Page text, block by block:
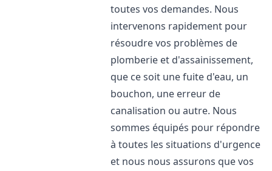
toutes vos demandes. Nous
intervenons rapidement pour
résoudre vos problèmes de
plomberie et d'assainissement,
que ce soit une fuite d'eau, un
bouchon, une erreur de
canalisation ou autre. Nous
sommes équipés pour répondre
à toutes les situations d'urgence
et nous nous assurons que vos